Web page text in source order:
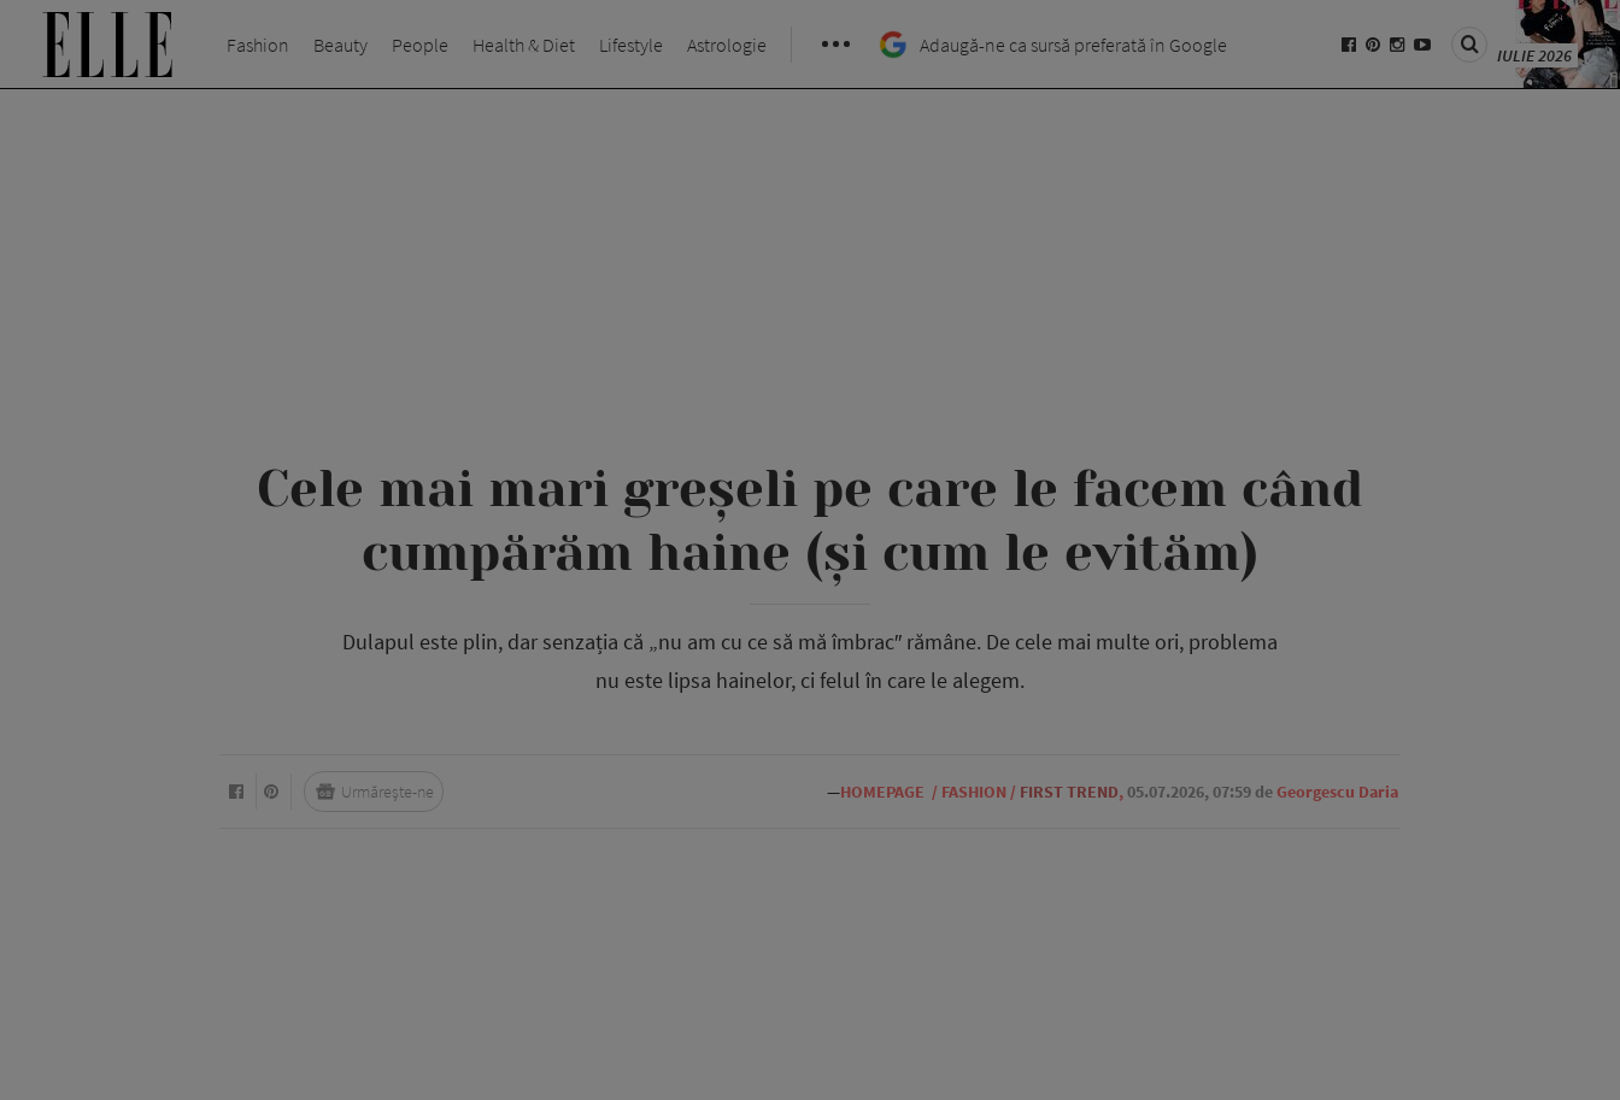
Fashion Beauty People Health & Diet Lifestyle Astrologie Adaugă-ne ca sursă preferată în Google IULIE 2026
Cele mai mari greșeli pe care le facem când
cumpărăm haine (și cum le evităm)
Dulapul este plin, dar senzația că „nu am cu ce să mă îmbrac″ rămâne. De cele mai multe ori, problema
nu este lipsa hainelor, ci felul în care le alegem.
—HOMEPAGE / FASHION / FIRST TREND,05.07.2026, 07:59 deGeorgescu Daria
Urmărește-ne